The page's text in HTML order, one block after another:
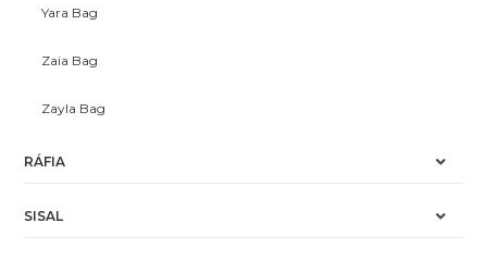
Yara Bag
Zaia Bag
Zayla Bag
RÁFIA
SISAL